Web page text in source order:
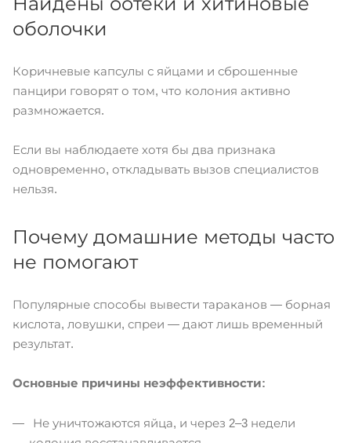
оболочки
Коричневые капсулы с яйцами и сброшенные
панцири говорят о том, что колония активно
размножается.
Если вы наблюдаете хотя бы два признака
одновременно, откладывать вызов специалистов
нельзя.
Почему домашние методы часто
не помогают
Популярные способы вывести тараканов — борная
кислота, ловушки, спреи — дают лишь временный
результат.
Основные причины неэффективности:
Не уничтожаются яйца, и через 2–3 недели